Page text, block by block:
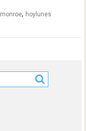
, hoylunes